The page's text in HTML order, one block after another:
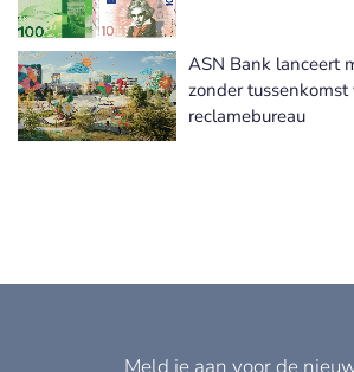
ASN Bank lanceert
zonder tussenkomst
reclamebureau
Meld je aan voor de